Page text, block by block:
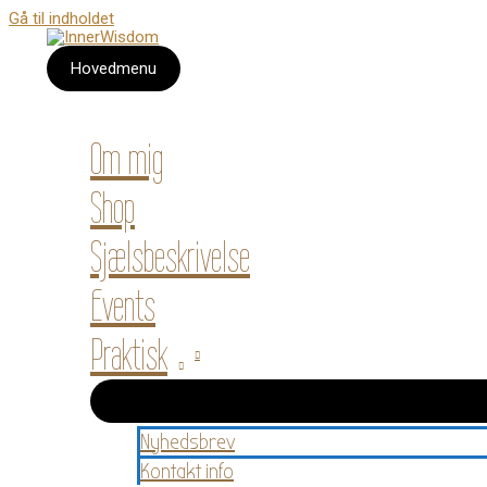
Gå til indholdet
Hovedmenu
Om mig
Shop
Sjælsbeskrivelse
Events
Praktisk
Nyhedsbrev
Kontakt info